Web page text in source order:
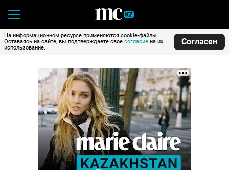
На информационном ресурсе применяются cookie-файлы.
Оставаясь на сайте, вы подтверждаете свое согласие на их
использование.
Согласен